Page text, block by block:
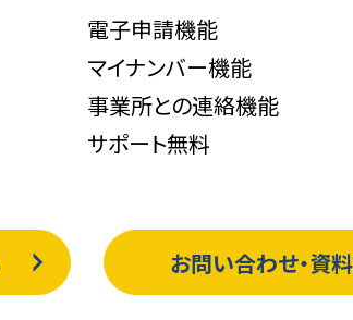
電子申請機能
マイナンバー機能
事業所との連絡機能
サポート無料
お問い合わせ・資